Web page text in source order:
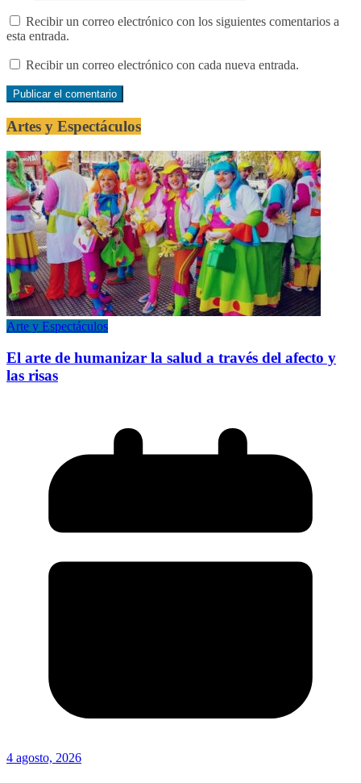
Recibir un correo electrónico con los siguientes comentarios a
esta entrada.
Recibir un correo electrónico con cada nueva entrada.
Artes y Espectáculos
Arte y Espectáculos
El arte de humanizar la salud a través del afecto y
las risas
4 agosto, 2026